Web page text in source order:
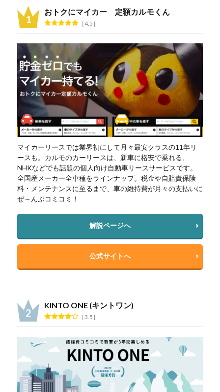
おトクにマイカー 定額カルモくん
4.5
マイカーリースでは業界初にして月々最安クラスの11年リ
ースも。カルモのカーリースは、新車に格安で乗れる、
NHKなどでも話題の個人向け自動車リースサービスです。
全国産メーカー全車種をラインナップ。税金や自賠責保険
料・メンテナンスに至るまで、車の維持費が月々の支払いに
ぜ～んぶコミコミ！
解説ページへ
公式サイトへ
KINTO ONE (キントワン)
3.5